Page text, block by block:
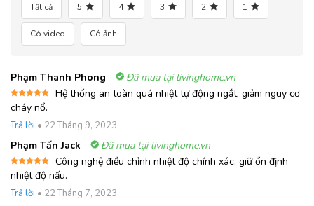
Tất cả 5 4 3 2 1
Có video Có ảnh
Phạm Thanh Phong Đã mua tại livinghome.vn
Được xếp
hạng 55
sao
Hệ thống an toàn quá nhiệt tự động ngắt, giảm nguy cơ
cháy nổ.
Trả lời • 22 Tháng 9, 2023
Phạm Tấn Jack Đã mua tại livinghome.vn
Được xếp
hạng5 5
sao
Công nghệ điều chỉnh nhiệt độ chính xác, giữ ổn định
nhiệt độ nấu.
Trả lời • 22 Tháng 7, 2023